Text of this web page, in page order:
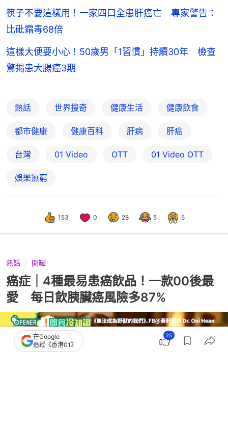
筷子不要這樣用！一家四口全患肝癌亡 專家警告：
比砒霜毒68倍
這樣大便要小心！50歲男「1習慣」持續30年 檢查
驚揭患大腸癌3期
熱話 世界搜奇 健康生活 健康飲食
都市健康 健康百科 肝病 肝癌
台灣 01 Video OTT 01‌ ‌Video‌ ‌OTT
娛樂無窮
153 0 28 5 5
熱話 開罐
癌症｜4種最易患癌飲品！一款00後最
愛 每日飲胰臟癌風險多87%‌
在Google
追蹤《香港01》
25